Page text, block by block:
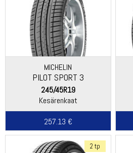
MICHELIN
PILOT SPORT 3
245/45R19
Kesärenkaat
257.13 €
2 tp